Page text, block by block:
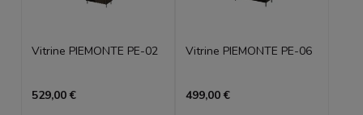
Vitrine PIEMONTE PE-02
529,00 €
Vitrine PIEMONTE PE-06
499,00 €